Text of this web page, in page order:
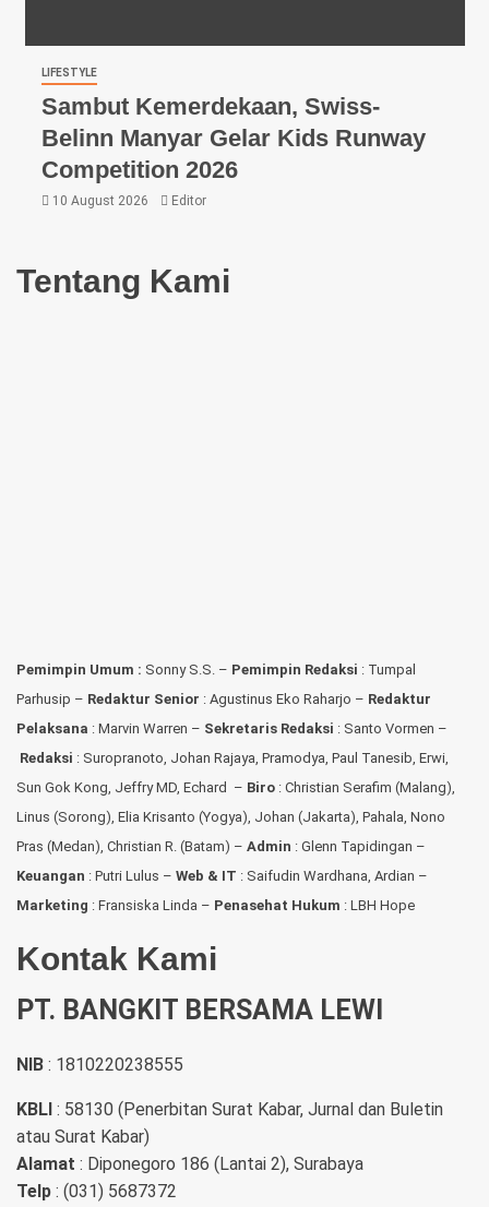
LIFESTYLE
Sambut Kemerdekaan, Swiss-
Belinn Manyar Gelar Kids Runway
Competition 2026
10 August 2026 Editor
Tentang Kami
Pemimpin Umum : Sonny S.S. – Pemimpin Redaksi : Tumpal
Parhusip – Redaktur Senior : Agustinus Eko Raharjo – Redaktur
Pelaksana : Marvin Warren – Sekretaris Redaksi : Santo Vormen –
Redaksi : Suropranoto, Johan Rajaya, Pramodya, Paul Tanesib, Erwi,
Sun Gok Kong, Jeffry MD, Echard – Biro : Christian Serafim (Malang),
Linus (Sorong), Elia Krisanto (Yogya), Johan (Jakarta), Pahala, Nono
Pras (Medan), Christian R. (Batam) – Admin : Glenn Tapidingan –
Keuangan : Putri Lulus – Web & IT : Saifudin Wardhana, Ardian –
Marketing : Fransiska Linda – Penasehat Hukum : LBH Hope
Kontak Kami
PT. BANGKIT BERSAMA LEWI
NIB : 1810220238555
KBLI : 58130 (Penerbitan Surat Kabar, Jurnal dan Buletin
atau Surat Kabar)
Alamat : Diponegoro 186 (Lantai 2), Surabaya
Telp : (031) 5687372